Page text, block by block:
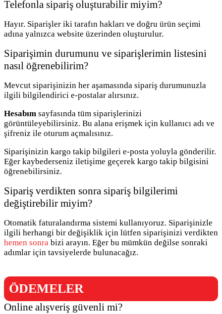
Telefonla sipariş oluşturabilir miyim?
Hayır. Siparişler iki tarafın hakları ve doğru ürün seçimi
adına yalnızca website üzerinden oluşturulur.
Siparişimin durumunu ve siparişlerimin listesini
nasıl öğrenebilirim?
Mevcut siparişinizin her aşamasında sipariş durumunuzla
ilgili bilgilendirici e-postalar alırsınız.
Hesabım sayfasında tüm siparişlerinizi
görüntüleyebilirsiniz. Bu alana erişmek için kullanıcı adı ve
şifreniz ile oturum açmalısınız.
Siparişinizin kargo takip bilgileri e-posta yoluyla gönderilir.
Eğer kaybederseniz iletişime geçerek kargo takip bilgisini
öğrenebilirsiniz.
Sipariş verdikten sonra sipariş bilgilerimi
değiştirebilir miyim?
Otomatik faturalandırma sistemi kullanıyoruz. Siparişinizle
ilgili herhangi bir değişiklik için lütfen siparişinizi verdikten
hemen sonra bizi arayın. Eğer bu mümkün değilse sonraki
adımlar için tavsiyelerde bulunacağız.
ÖDEMELER
Online alışveriş güvenli mi?